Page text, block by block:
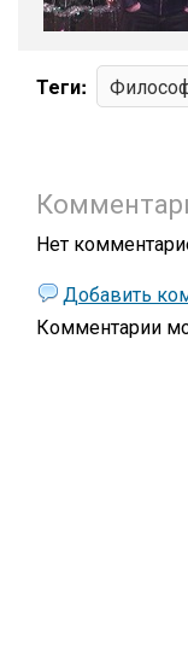
Теги:
Нет
Добавить
Комментарии